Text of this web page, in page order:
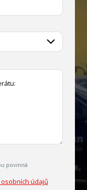
povinná
údajů